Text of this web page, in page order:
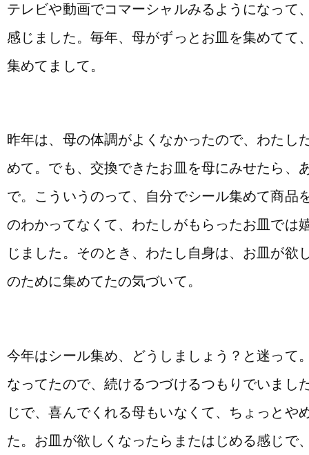
テレビや動画でコマーシャルみるようになって
感じました。毎年、母がずっとお皿を集めてて
集めてまして。
昨年は、母の体調がよくなかったので、わたし
めて。でも、交換できたお皿を母にみせたら、
で。こういうのって、自分でシール集めて商品
のわかってなくて、わたしがもらったお皿では
じました。そのとき、わたし自身は、お皿が欲
のために集めてたの気づいて。
今年はシール集め、どうしましょう？と迷って
なってたので、続けるつづけるつもりでいまし
じで、喜んでくれる母もいなくて、ちょっとや
た。お皿が欲しくなったらまたはじめる感じで